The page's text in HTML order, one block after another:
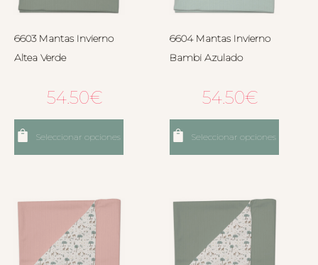
6603 Mantas Invierno
Altea Verde
54.50€
Seleccionar opciones
6604 Mantas Invierno
Bambi Azulado
54.50€
Seleccionar opciones